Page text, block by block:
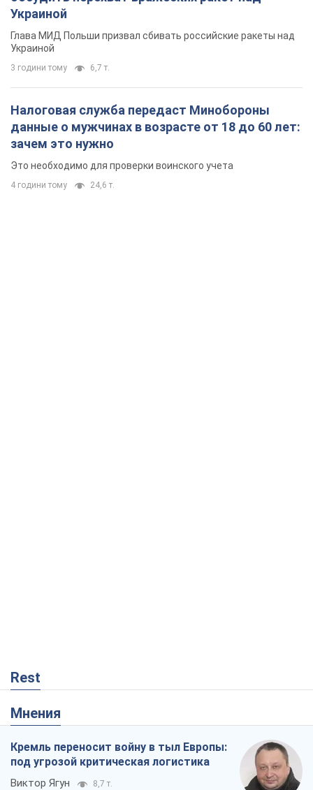
Украиной
Глава МИД Польши призвал сбивать российские ракеты над
Украиной
3 години тому 6,7 т.
Налоговая служба передаст Минобороны
данные о мужчинах в возрасте от 18 до 60 лет:
зачем это нужно
Это необходимо для проверки воинского учета
4 години тому 24,6 т.
Rest
Мнения
Кремль переносит войну в тыл Европы:
под угрозой критическая логистика
Виктор Ягун 8,7 т.